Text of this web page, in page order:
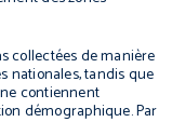
collectées de manière
nationales, tandis que
contiennent
démographique. Par